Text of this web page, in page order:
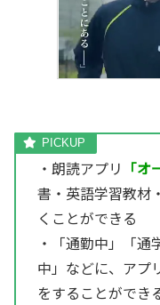
・朗読アプリ 「
書・英語学習教材
くことができる
・「通勤中」「
中」などに、アプ
をすることができ